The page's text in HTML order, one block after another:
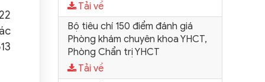
Tải về
Bộ tiêu chí 150 điểm đánh giá
Phòng khám chuyên khoa YHCT,
Phòng Chẩn trị YHCT
Tải về